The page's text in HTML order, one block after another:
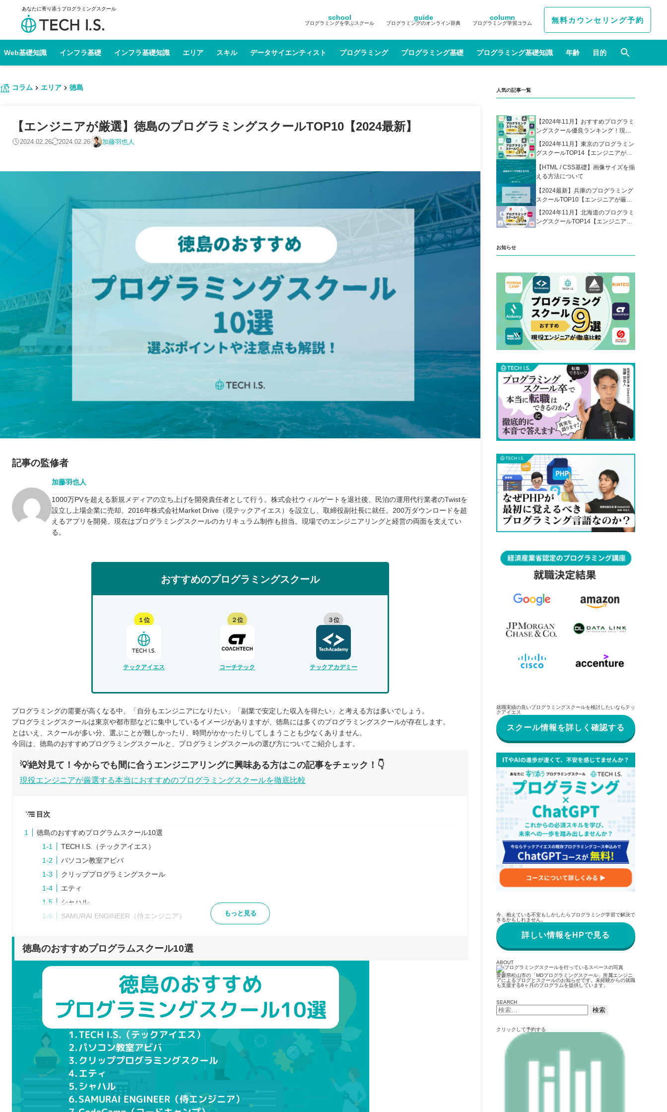
あなたに寄り添うプログラミングスクール
school
プログラミングを学ぶスクール
guide
プログラミングのオンライン辞典
column
プログラミング学習コラム 無料カウンセリング予約
Web基礎知識 インフラ基礎 インフラ基礎知識 エリア スキル データサイエンティスト プログラミング プログラミング基礎 プログラミング基礎知識 年齢 目的
コラム エリア 徳島
【エンジニアが厳選】徳島のプログラミングスクールTOP10【2024最新】
2024.02.26 2024.02.26 加藤羽也人
記事の監修者
加藤羽也人
1000万PVを超える新規メディアの立ち上げを開発責任者として行う。株式会社ウィルゲートを退社後、民泊の運用代行業者のTwistを
設立し上場企業に売却。2016年株式会社Market Drive（現テックアイエス）を設立し、取締役副社長に就任。200万ダウンロードを超
えるアプリを開発。現在はプログラミングスクールのカリキュラム制作も担当。現場でのエンジニアリングと経営の両面を支えてい
る。
おすすめのプログラミングスクール
１位
テックアイエス
２位
コーチテック
３位
テックアカデミー
プログラミングの需要が高くなる中、「自分もエンジニアになりたい」「副業で安定した収入を得たい」と考える方は多いでしょう。
プログラミングスクールは東京や都市部などに集中しているイメージがありますが、徳島には多くのプログラミングスクールが存在します。
とはいえ、スクールが多い分、選ぶことが難しかったり、時間がかかったりしてしまうことも少なくありません。
今回は、徳島のおすすめプログラミングスクールと、プログラミングスクールの選び方についてご紹介します。
💡絶対見て！今からでも間に合うエンジニアリングに興味ある方はこの記事をチェック！👇
現役エンジニアが厳選する本当におすすめのプログラミングスクールを徹底比較
目次
徳島のおすすめプログラムスクール10選
TECH I.S.（テックアイエス）
パソコン教室アビバ
クリッププログラミングスクール
エティ
シャハル
SAMURAI ENGINEER（侍エンジニア）
TechAcademy（テックアカデミー）
プログラムスクールを選ぶポイント
目的に合っているか
受講方法は通学かオンラインか
学びたい言語を習得できるか
料金や規約が自分にとって最適か
自分に合ったサポートが受けられるか
プログラムスクールで学習するメリット
効率的に学べる
質問しながら学べる
エンジニアに必要なスキルを習得できる
もっと見る
徳島のおすすめプログラムスクール10選
人気の記事一覧
【2024年11月】おすすめプログラミ
ングスクール優良ランキング！現役
エンジニアが選んだ人気プログラミ
ングスクールの比較表あり
【2024年11月】東京のプログラミン
グスクールTOP14【エンジニアが厳
【HTML / CSS基礎】画像サイズを揃
える方法について
【2024最新】兵庫のプログラミング
スクールTOP10【エンジニアが厳
選】
【2024年11月】北海道のプログラミ
ングスクールTOP14【エンジニアが
お知らせ
就職実績の良いプログラミングスクールを検討したいならテッ
クアイエス
スクール情報を詳しく確認する
今、抱えている不安もしかしたらプログラミング学習で解決で
きるかもしれません。
詳しい情報をHPで見る
ABOUT
愛媛県松山市の「MDプログラミングスクール」所属エンジニ
アによるブログとスクールのお知らせです。未経験からの就職
も支援する6ヶ月のプログラムを提供しています。
SEARCH
検
索:
クリックして予約する